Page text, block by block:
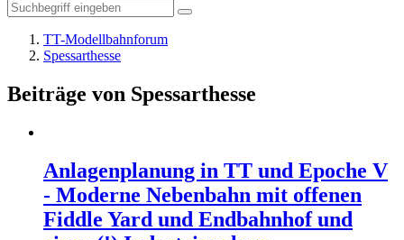
TT-Modellbahnforum
Spessarthesse
Beiträge von Spessarthesse
Anlagenplanung in TT und Epoche V
- Moderne Nebenbahn mit offenen
Fiddle Yard und Endbahnhof und